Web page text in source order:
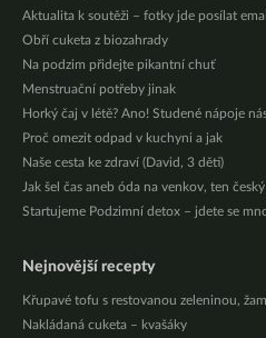
Aktualita k soutěži – fotky jde posílat
Obří cuketa z biozahrady
Na podzim přidejte pikantní chuť
Menstruační potřeby jinak
Horký čaj v létě? Ano! Studené nápoje
Proč omezit odpad v kuchyni a jak
Naše cesta ke zdraví (David, 3 děti)
Jak šel čas aneb óda na venkov, ten český
Startujeme Podzimní detox – jdete se
Nejnovější recepty
Křupavé tofu s restovanou zeleninou,
Nakládaná cuketa – kvašáky